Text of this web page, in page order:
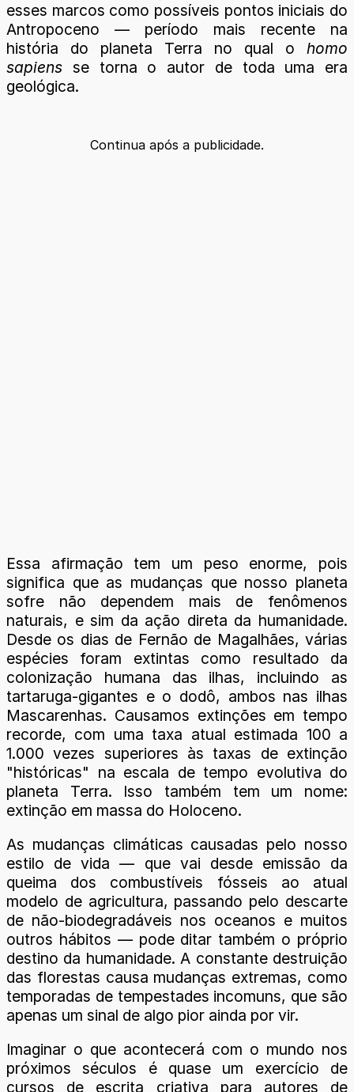
esses marcos como possíveis pontos iniciais do
Antropoceno — período mais recente na
história do planeta Terra no qual o homo
sapiens se torna o autor de toda uma era
geológica.
Continua após a publicidade.
Essa afirmação tem um peso enorme, pois
significa que as mudanças que nosso planeta
sofre não dependem mais de fenômenos
naturais, e sim da ação direta da humanidade.
Desde os dias de Fernão de Magalhães, várias
espécies foram extintas como resultado da
colonização humana das ilhas, incluindo as
tartaruga-gigantes e o dodô, ambos nas ilhas
Mascarenhas. Causamos extinções em tempo
recorde, com uma taxa atual estimada 100 a
1.000 vezes superiores às taxas de extinção
"históricas" na escala de tempo evolutiva do
planeta Terra. Isso também tem um nome:
extinção em massa do Holoceno.
As mudanças climáticas causadas pelo nosso
estilo de vida — que vai desde emissão da
queima dos combustíveis fósseis ao atual
modelo de agricultura, passando pelo descarte
de não-biodegradáveis nos oceanos e muitos
outros hábitos — pode ditar também o próprio
destino da humanidade. A constante destruição
das florestas causa mudanças extremas, como
temporadas de tempestades incomuns, que são
apenas um sinal de algo pior ainda por vir.
Imaginar o que acontecerá com o mundo nos
próximos séculos é quase um exercício de
cursos de escrita criativa para autores de